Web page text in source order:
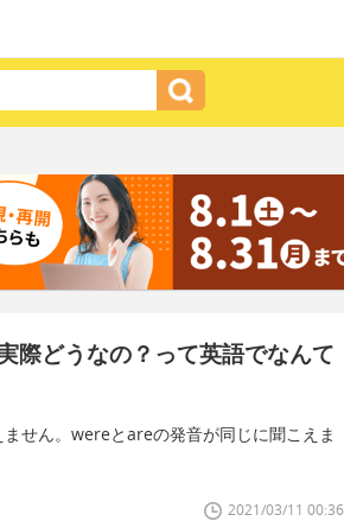
際どうなの？って英語でなんて
せん。wereとareの発音が同じに聞こえま
2021/03/11 00:36